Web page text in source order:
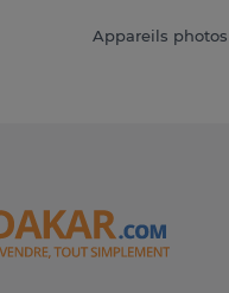
Appareils photos